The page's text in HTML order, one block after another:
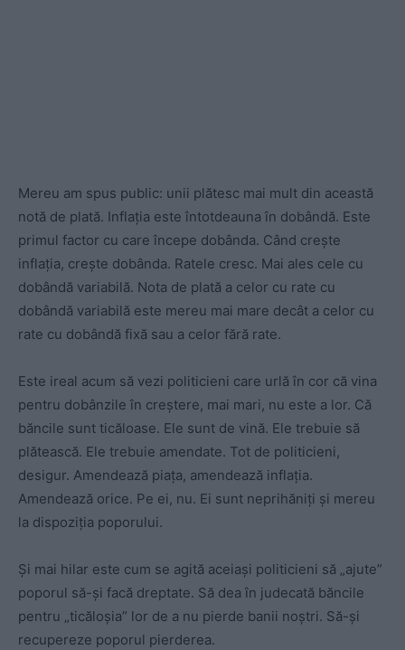
Mereu am spus public: unii plătesc mai mult din această
notă de plată. Inflația este întotdeauna în dobândă. Este
primul factor cu care începe dobânda. Când crește
inflația, crește dobânda. Ratele cresc. Mai ales cele cu
dobândă variabilă. Nota de plată a celor cu rate cu
dobândă variabilă este mereu mai mare decât a celor cu
rate cu dobândă fixă sau a celor fără rate.
Este ireal acum să vezi politicieni care urlă în cor că vina
pentru dobânzile în creștere, mai mari, nu este a lor. Că
băncile sunt ticăloase. Ele sunt de vină. Ele trebuie să
plătească. Ele trebuie amendate. Tot de politicieni,
desigur. Amendează piața, amendează inflația.
Amendează orice. Pe ei, nu. Ei sunt neprihăniți și mereu
la dispoziția poporului.
Și mai hilar este cum se agită aceiași politicieni să „ajute”
poporul să-și facă dreptate. Să dea în judecată băncile
pentru „ticăloșia” lor de a nu pierde banii noștri. Să-și
recupereze poporul pierderea.